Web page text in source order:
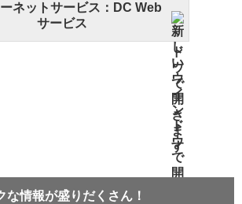
ネットサービス：DC Web
サービス
な情報が盛りだくさん！